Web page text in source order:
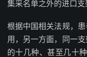
集采名单之外的进口支
根据中国相关法规，
用，另一方面，同一
的十几种、甚至几十